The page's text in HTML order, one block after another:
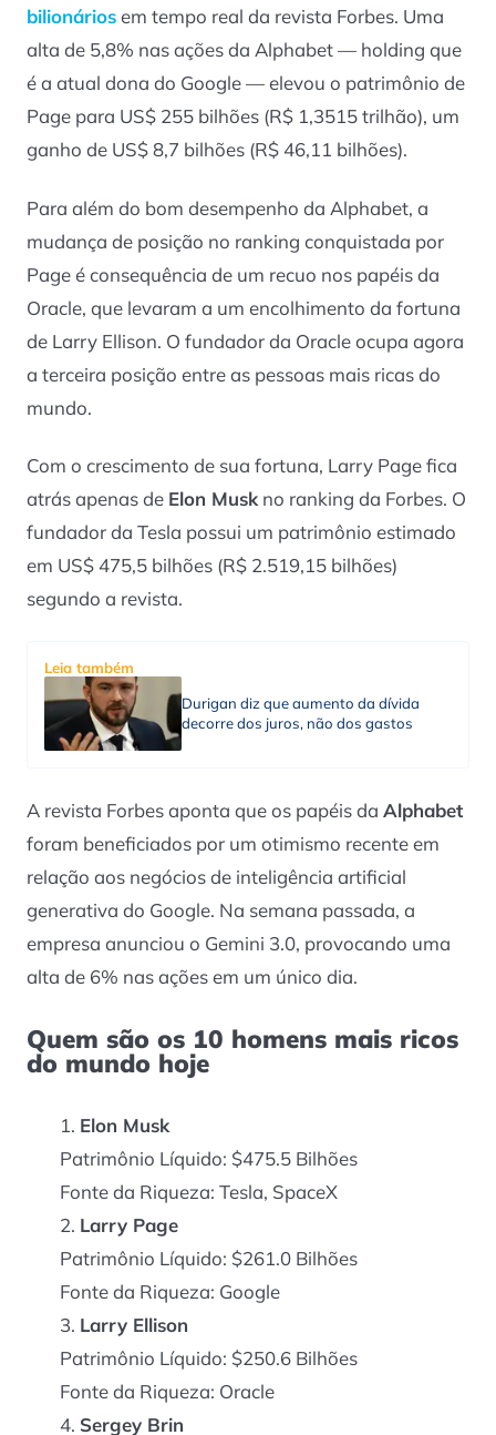
bilionáriosem tempo real da revista Forbes. Uma
alta de 5,8% nas ações da Alphabet — holding que
é a atual dona do Google — elevou o patrimônio de
Page para US$ 255 bilhões (R$ 1,3515 trilhão), um
ganho de US$ 8,7 bilhões (R$ 46,11 bilhões).
Para além do bom desempenho da Alphabet, a
mudança de posição no ranking conquistada por
Page é consequência de um recuo nos papéis da
Oracle, que levaram a um encolhimento da fortuna
de Larry Ellison. O fundador da Oracle ocupa agora
a terceira posição entre as pessoas mais ricas do
mundo.
Com o crescimento de sua fortuna, Larry Page fica
atrás apenas de Elon Musk no ranking da Forbes. O
fundador da Tesla possui um patrimônio estimado
em US$ 475,5 bilhões (R$ 2.519,15 bilhões)
segundo a revista.
Leia também
Durigan diz que aumento da dívida
decorre dos juros, não dos gastos
A revista Forbes aponta que os papéis da Alphabet
foram beneficiados por um otimismo recente em
relação aos negócios de inteligência artificial
generativa do Google. Na semana passada, a
empresa anunciou o Gemini 3.0, provocando uma
alta de 6% nas ações em um único dia.
Quem são os 10 homens mais ricos
do mundo hoje
Elon Musk
Patrimônio Líquido: $475.5 Bilhões
Fonte da Riqueza: Tesla, SpaceX
Larry Page
Patrimônio Líquido: $261.0 Bilhões
Fonte da Riqueza: Google
Larry Ellison
Patrimônio Líquido: $250.6 Bilhões
Fonte da Riqueza: Oracle
Sergey Brin